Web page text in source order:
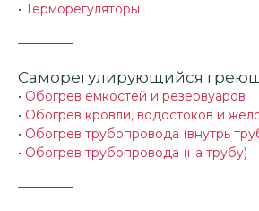
• Терморегуляторы
Саморегулирующийся
• Обогрев емкостей и резервуаров
• Обогрев кровли, водостоков и
• Обогрев трубопровода (внутрь
• Обогрев трубопровода (на трубу)